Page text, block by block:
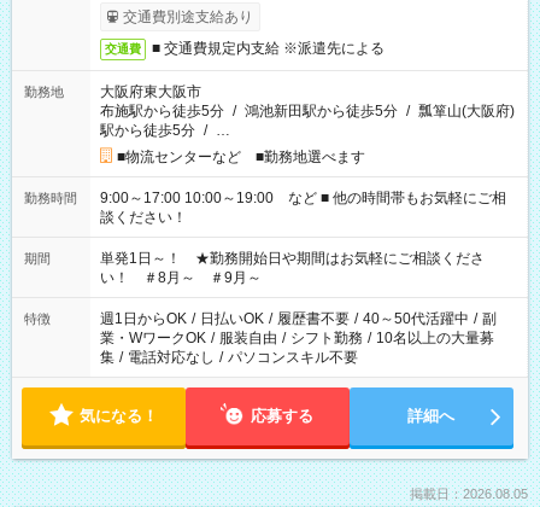
交通費別途支給あり
交通費 ■ 交通費規定内支給 ※派遣先による
勤務地
大阪府東大阪市
布施駅から徒歩5分 / 鴻池新田駅から徒歩5分 / 瓢箪山(大阪府)
駅から徒歩5分 / …
■物流センターなど ■勤務地選べます
勤務時間
9:00～17:00 10:00～19:00 など ■ 他の時間帯もお気軽にご相
談ください！
期間
単発1日～！ ★勤務開始日や期間はお気軽にご相談くださ
い！ ＃8月～ ＃9月～
特徴 週1日からOK / 日払いOK / 履歴書不要 / 40～50代活躍中 / 副
業・WワークOK / 服装自由 / シフト勤務 / 10名以上の大量募
集 / 電話対応なし / パソコンスキル不要
気になる！ 応募する 詳細へ
掲載日：2026.08.05